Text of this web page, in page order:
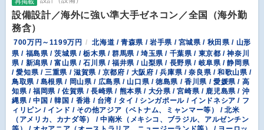
設備設計／海外に強い準大手ゼネコン／全国（海外勤
務含）
700万円～1199万円
北海道 / 青森県 / 岩手県 / 宮城県 / 秋田県 / 山形
県 / 福島県 / 茨城県 / 栃木県 / 群馬県 / 埼玉県 / 千葉県 / 東京都 / 神奈川
県 / 新潟県 / 富山県 / 石川県 / 福井県 / 山梨県 / 長野県 / 岐阜県 / 静岡県
/ 愛知県 / 三重県 / 滋賀県 / 京都府 / 大阪府 / 兵庫県 / 奈良県 / 和歌山県 /
鳥取県 / 島根県 / 岡山県 / 広島県 / 山口県 / 徳島県 / 香川県 / 愛媛県 / 高
知県 / 福岡県 / 佐賀県 / 長崎県 / 熊本県 / 大分県 / 宮崎県 / 鹿児島県 / 沖
縄県 / 中国 / 韓国 / 香港 / 台湾 / タイ / シンガポール / インドネシア / フ
ィリピン / インド / その他アジア（ベトナム、ミャンマー等） / 北米
（アメリカ、カナダ等） / 中南米（メキシコ、ブラジル、アルゼンチン